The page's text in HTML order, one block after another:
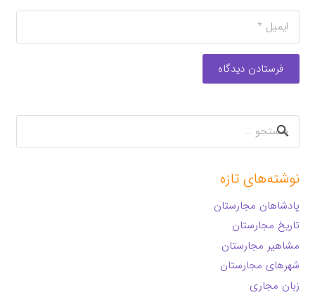
فرستادن دیدگاه
جستجو
برای:
نوشته‌های تازه
پادشاهان مجارستان
تاریخ مجارستان
مشاهیر مجارستان
شهرهای مجارستان
زبان مجاری